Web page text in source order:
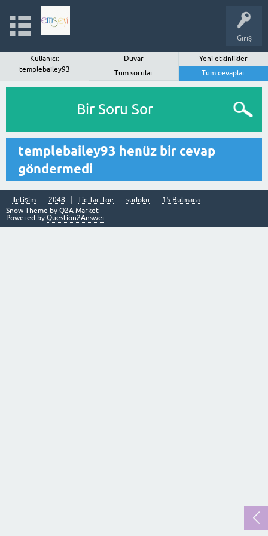
Giriş
Kullanıcı:
templebailey93
Duvar
Yeni etkinlikler
Tüm sorular
Tüm cevaplar
Bir Soru Sor
templebailey93 henüz bir cevap
göndermedi
İletişim 2048 Tic Tac Toe sudoku
15 Bulmaca
Snow Theme by Q2A Market
Powered by Question2Answer